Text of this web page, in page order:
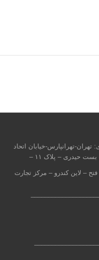
تهران-تهرانپارس-خیابان اتحاد
حیدری – پلاک ۱۱ –
فتح – لاین کندرو – مرکز تجارت